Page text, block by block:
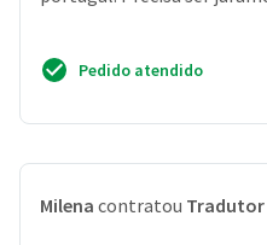
Pedido atendido
Milena contratou Tradutor